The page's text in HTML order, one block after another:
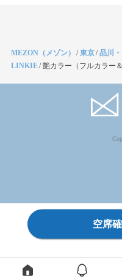
MEZON（メゾン） /東京/品川
LINKIE/艶カラー（フルカラー
空席